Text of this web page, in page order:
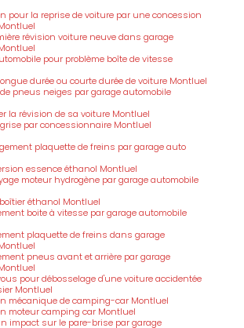
pour la reprise de voiture par une concession
révision voiture neuve dans garage
pour problème boîte de vitesse
durée ou courte durée de voiture Montluel
pneus neiges par garage automobile
la révision de sa voiture Montluel
grise par concessionnaire Montluel
plaquette de freins par garage auto
essence éthanol Montluel
moteur hydrogène par garage automobile
éthanol Montluel
boite à vitesse par garage automobile
plaquette de freins dans garage
pneus avant et arrière par garage
pour débosselage d'une voiture accidentée
Montluel
mécanique de camping-car Montluel
moteur camping car Montluel
impact sur le pare-brise par garage